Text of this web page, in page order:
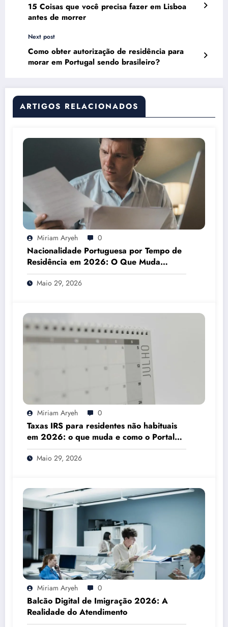
15 Coisas que você precisa fazer em Lisboa
antes de morrer
Next post
Como obter autorização de residência para
morar em Portugal sendo brasileiro?
ARTIGOS RELACIONADOS
Miriam Aryeh 0
Nacionalidade Portuguesa por Tempo de
Residência em 2026: O Que Muda
Mesmo
Maio 29, 2026
Miriam Aryeh 0
Taxas IRS para residentes não habituais
em 2026: o que muda e como o Portal
das Finanças pode ajudar
Maio 29, 2026
Miriam Aryeh 0
Balcão Digital de Imigração 2026: A
Realidade do Atendimento